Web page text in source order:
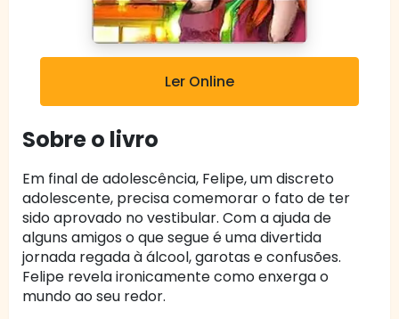
Ler Online
Sobre o livro
Em final de adolescência, Felipe, um discreto
adolescente, precisa comemorar o fato de ter
sido aprovado no vestibular. Com a ajuda de
alguns amigos o que segue é uma divertida
jornada regada à álcool, garotas e confusões.
Felipe revela ironicamente como enxerga o
mundo ao seu redor.